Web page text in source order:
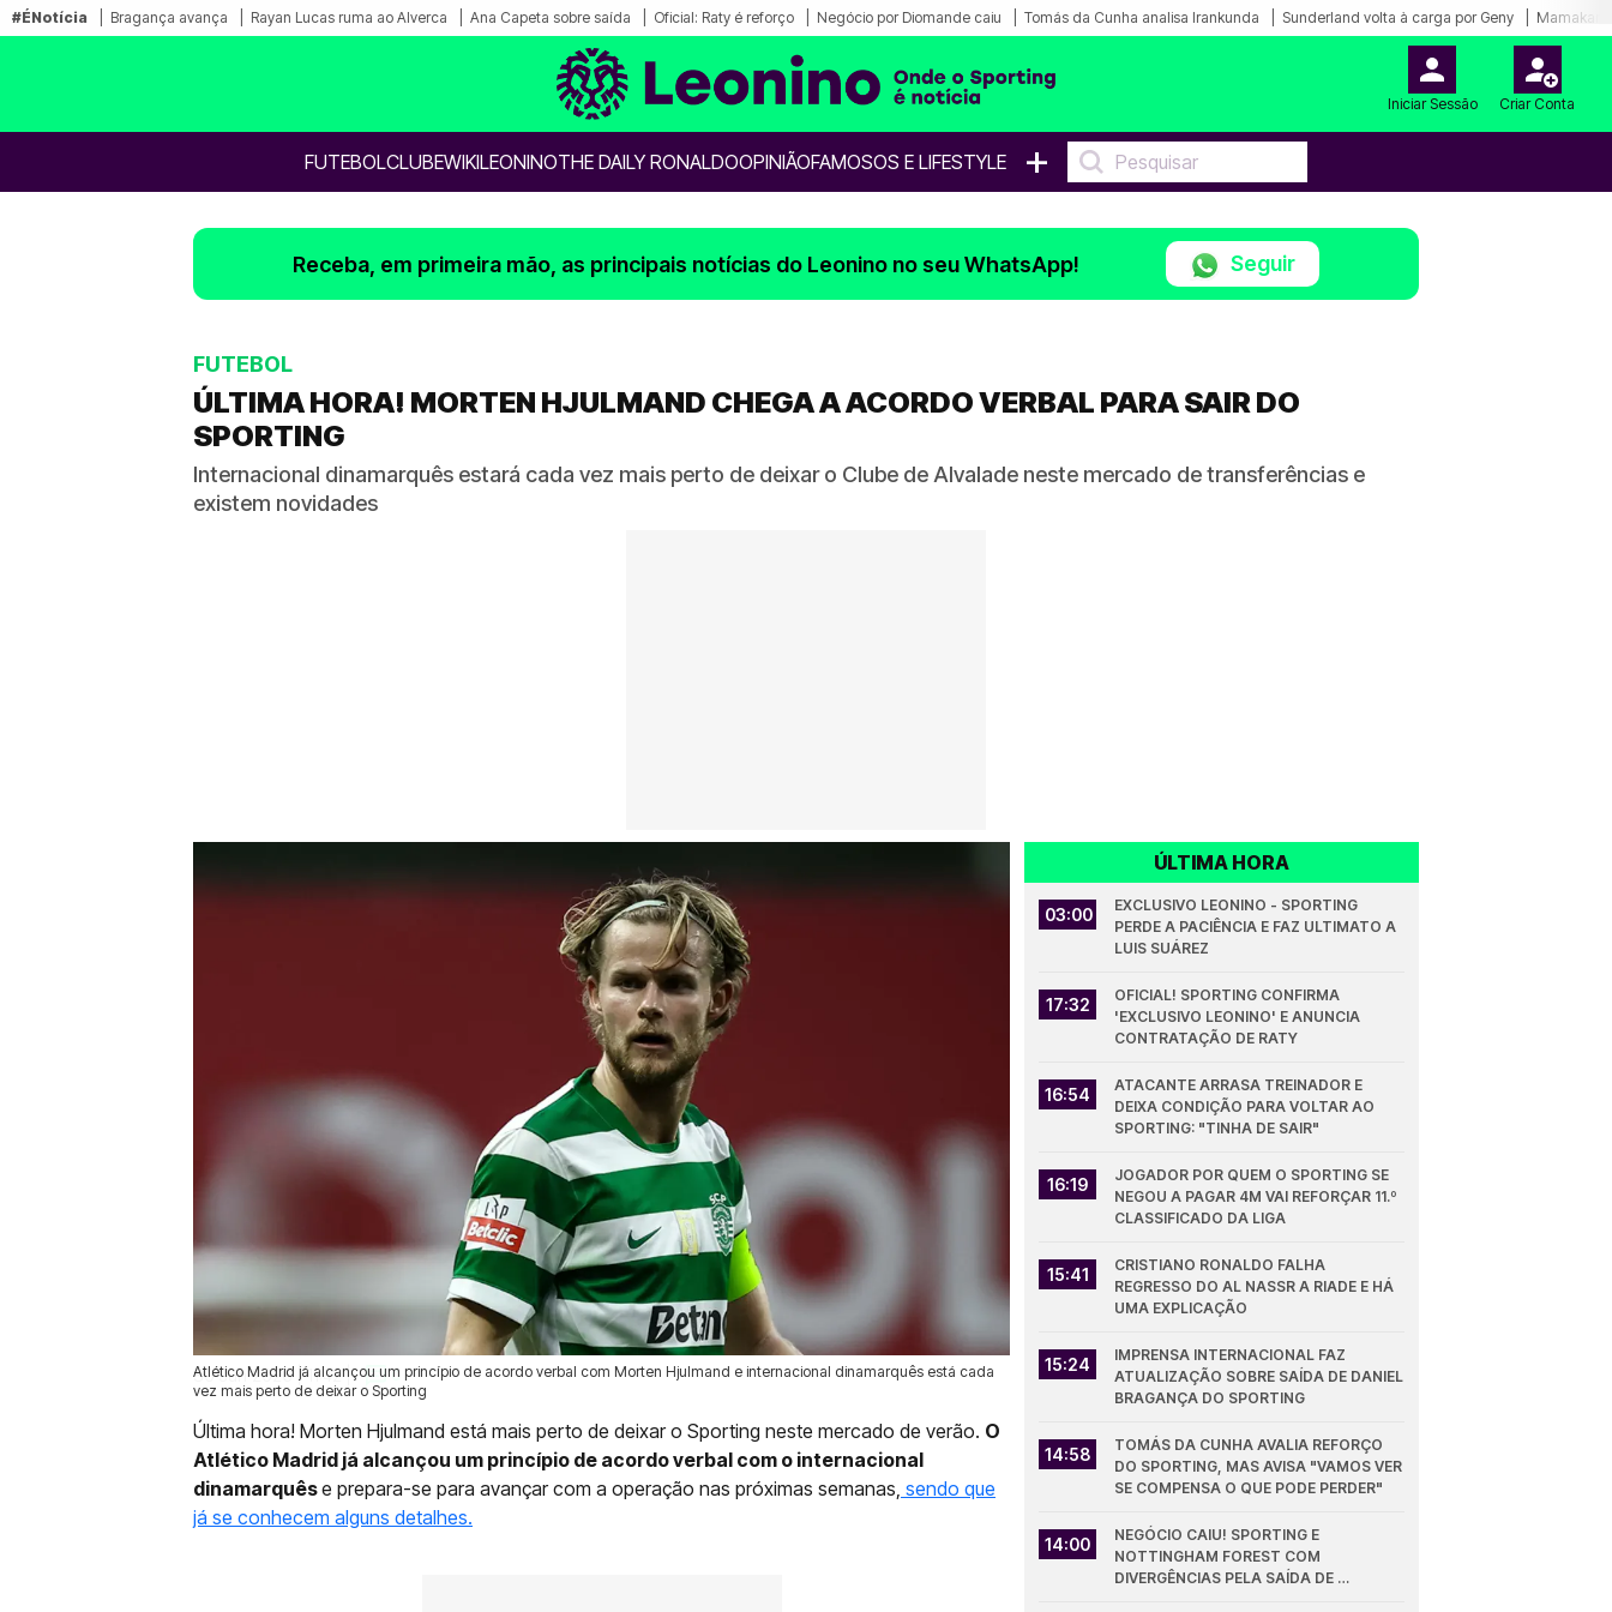
#ÉNotícia Bragança avança Rayan Lucas ruma ao Alverca Ana Capeta sobre saída Oficial: Raty é reforço Negócio por Diomande caiu Tomás da Cunha analisa Irankunda Sunderland volta à carga por Geny
Iniciar Sessão Criar Conta
FUTEBOLCLUBEWIKILEONINOTHE DAILY RONALDOOPINIÃOFAMOSOS E LIFESTYLE +
Receba, em primeira mão, as principais notícias do Leonino no seu WhatsApp! Seguir
FUTEBOL
ÚLTIMA HORA! MORTEN HJULMAND CHEGA A ACORDO VERBAL PARA SAIR DO
SPORTING
Internacional dinamarquês estará cada vez mais perto de deixar o Clube de Alvalade neste mercado de transferências e
existem novidades
Atlético Madrid já alcançou um princípio de acordo verbal com Morten Hjulmand e internacional dinamarquês está cada
vez mais perto de deixar o Sporting
30 Jun 2026 | 11:42 | 0
Última hora! Morten Hjulmand está mais perto de deixar o Sporting neste mercado de verão. O
Atlético Madrid já alcançou um princípio de acordo verbal com o internacional
dinamarquêse prepara-se para avançar com a operação nas próximas semanas, sendo que
já se conhecem alguns detalhes.
ÚLTIMA HORA
03:00
EXCLUSIVO LEONINO - SPORTING
PERDE A PACIÊNCIA E FAZ ULTIMATO A
LUIS SUÁREZ
17:32
OFICIAL! SPORTING CONFIRMA
'EXCLUSIVO LEONINO' E ANUNCIA
CONTRATAÇÃO DE RATY
16:54
ATACANTE ARRASA TREINADOR E
DEIXA CONDIÇÃO PARA VOLTAR AO
SPORTING: "TINHA DE SAIR"
16:19
JOGADOR POR QUEM O SPORTING SE
NEGOU A PAGAR 4M VAI REFORÇAR 11.º
CLASSIFICADO DA LIGA
15:41
CRISTIANO RONALDO FALHA
REGRESSO DO AL NASSR A RIADE E HÁ
UMA EXPLICAÇÃO
15:24
IMPRENSA INTERNACIONAL FAZ
ATUALIZAÇÃO SOBRE SAÍDA DE DANIEL
BRAGANÇA DO SPORTING
14:58
TOMÁS DA CUNHA AVALIA REFORÇO
DO SPORTING, MAS AVISA "VAMOS VER
SE COMPENSA O QUE PODE PERDER"
14:00
NEGÓCIO CAIU! SPORTING E
NOTTINGHAM FOREST COM
DIVERGÊNCIAS PELA SAÍDA DE